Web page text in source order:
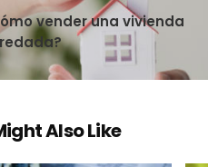
vender una vivienda
Also Like